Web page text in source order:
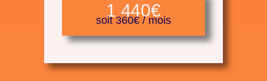
1 440€
soit 360€ / mois